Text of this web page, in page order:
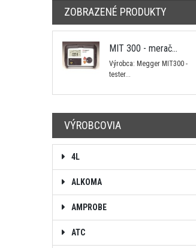
ZOBRAZENÉ PRODUKTY
MIT 300 - merač...
Výrobca: Megger MIT300 -
tester...
VÝROBCOVIA
4L
ALKOMA
AMPROBE
ATC